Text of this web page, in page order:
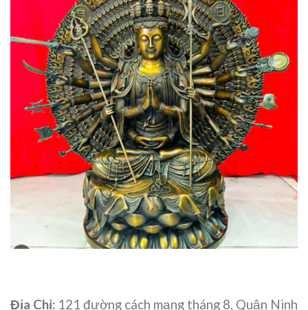
Địa Chỉ: 121 đường cách mạng tháng 8, Quận Ninh